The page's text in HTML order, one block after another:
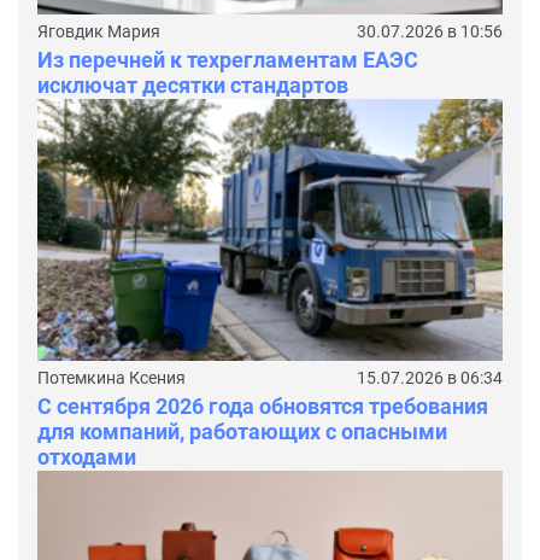
Яговдик Мария 30.07.2026 в 10:56
Из перечней к техрегламентам ЕАЭС
исключат десятки стандартов
Потемкина Ксения 15.07.2026 в 06:34
С сентября 2026 года обновятся требования
для компаний, работающих с опасными
отходами